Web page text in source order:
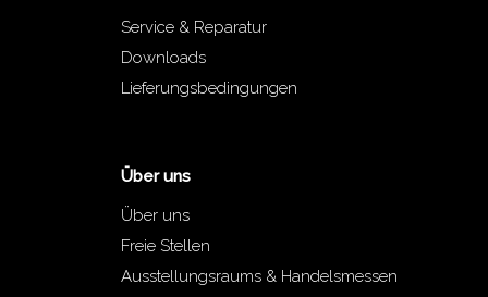
Service & Reparatur
Downloads
Lieferungsbedingungen
Über uns
Über uns
Freie Stellen
Ausstellungsraums & Handelsmessen